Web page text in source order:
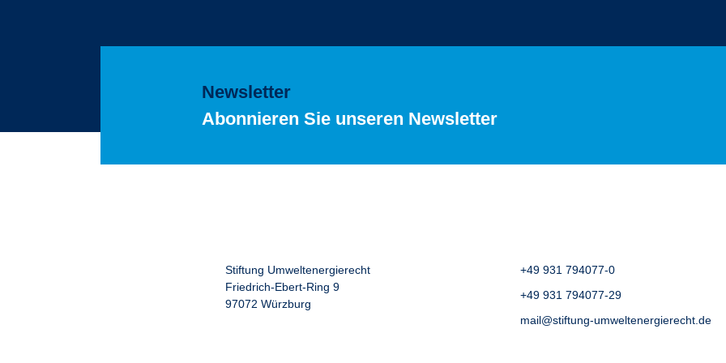
Newsletter
Abonnieren Sie unseren Newsletter
Stiftung Umweltenergierecht
Friedrich-Ebert-Ring 9
97072 Würzburg
+49 931 794077-0
+49 931 794077-29
mail@stiftung-umweltenergierecht.de